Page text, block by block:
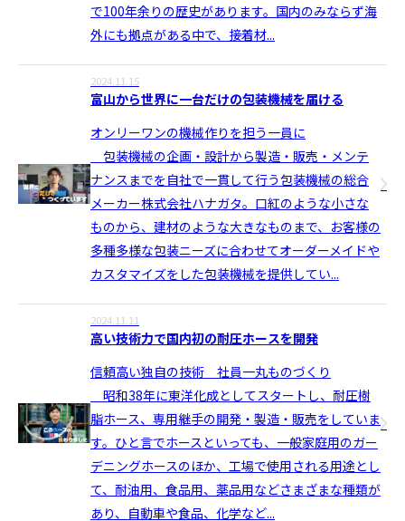
で100年余りの歴史があります。国内のみならず海
外にも拠点がある中で、接着材...
2024.11.15
富山から世界に一台だけの包装機械を届ける
オンリーワンの機械作りを担う一員に
包装機械の企画・設計から製造・販売・メンテ
ナンスまでを自社で一貫して行う包装機械の総合
メーカー株式会社ハナガタ。口紅のような小さな
ものから、建材のような大きなものまで、お客様の
多種多様な包装ニーズに合わせてオーダーメイドや
カスタマイズをした包装機械を提供してい...
2024.11.11
高い技術力で国内初の耐圧ホースを開発
信頼高い独自の技術 社員一丸ものづくり
昭和38年に東洋化成としてスタートし、耐圧樹
脂ホース、専用継手の開発・製造・販売をしていま
す。ひと言でホースといっても、一般家庭用のガー
デニングホースのほか、工場で使用される用途とし
て、耐油用、食品用、薬品用などさまざまな種類が
あり、自動車や食品、化学など...